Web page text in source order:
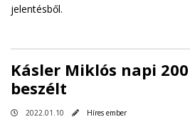
jelentésből.
Kásler Miklós napi
beszélt
2022.01.10 Híres ember